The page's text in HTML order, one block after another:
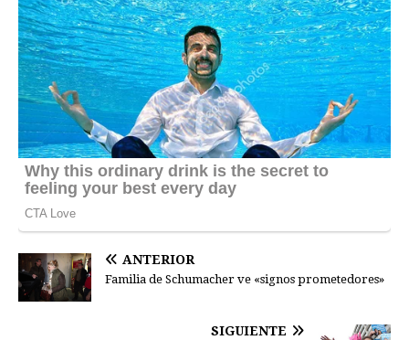
ANTERIOR
Familia de Schumacher ve «signos prometedores»
SIGUIENTE